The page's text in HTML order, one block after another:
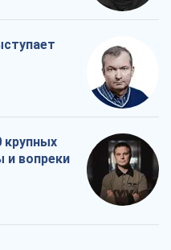
крупных
и вопреки